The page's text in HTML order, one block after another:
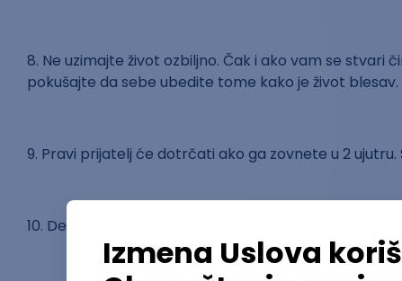
8. Ne uzimajte život ozbiljno. Čak i ako vam se stvari
pokušajte da sebe ubedite tome kako je život blesav.
9. Pravi prijatelj će dotrčati ako ga zovnete u 2 ujutru.
10. Deca odrastaju isuviše brzo. Iskoristite